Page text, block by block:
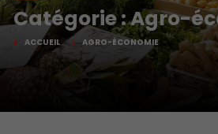
Catégorie : Agro-
ACCUEIL AGRO-ÉCONOMIE